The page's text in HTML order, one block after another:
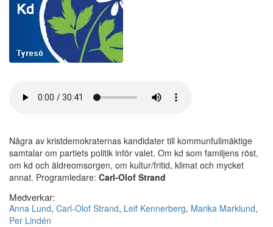
Några av kristdemokraternas kandidater till kommunfullmäktige
samtalar om partiets politik inför valet. Om kd som familjens röst,
om kd och äldreomsorgen, om kultur/fritid, klimat och mycket
annat. Programledare: Carl-Olof Strand
Medverkar:
Anna Lund, Carl-Olof Strand, Leif Kennerberg, Marika Marklund,
Per Lindén